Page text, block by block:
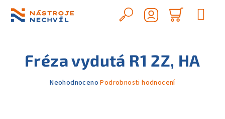
obsah
Hledat
košík
Fréza vydutá R1 2Z, HA
Průměrné
Neohodnoceno Podrobnosti hodnocení